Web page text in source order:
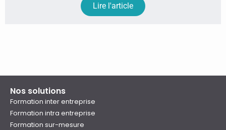
Lire l'article
Nos solutions
Formation inter entreprise
Formation intra entreprise
Formation sur-mesure